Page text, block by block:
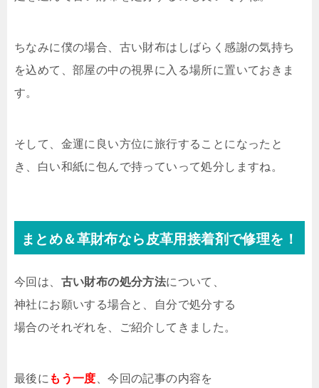
ちなみに僕の場合、古い財布はしばらく感謝の気持ち
を込めて、部屋の中の視界に入る場所に置いておきま
す。
そして、金運に良い方位に旅行することになったと
き、白い和紙に包んで持っていって処分しますね。
まとめ＆革財布なら皮革用接着剤で修理を！
今回は、 古い財布の処分方法について、
神社にお願いする場合と、自分で処分する
場合のそれぞれを、ご紹介してきました。
最後に もう一度 、今回の記事の内容を